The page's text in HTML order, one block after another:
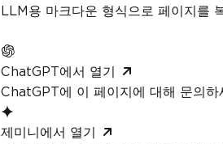
LLM용 마크다운 형식으로 페이지를
ChatGPT에서 열기
ChatGPT에 이 페이지에 대해 문의하
제미니에서 열기